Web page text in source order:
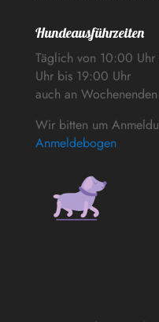
Hundeausführzeiten
Täglich von 10:00
Uhr bis 19:00 Uhr
auch an
Wir bitten um
Anmeldebogen